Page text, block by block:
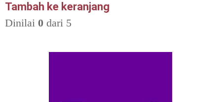
Tambah ke keranjang
Dinilai 0 dari 5